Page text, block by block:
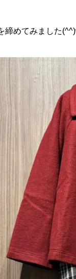
締めてみました